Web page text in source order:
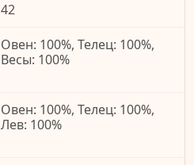
42
Овен: 100%, Телец: 100%,
Весы: 100%
Овен: 100%, Телец: 100%,
Лев: 100%